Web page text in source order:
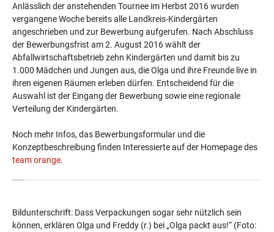
Anlässlich der anstehenden Tournee im Herbst 2016 wurden
vergangene Woche bereits alle Landkreis-Kindergärten
angeschrieben und zur Bewerbung aufgerufen. Nach Abschluss
der Bewerbungsfrist am 2. August 2016 wählt der
Abfallwirtschaftsbetrieb zehn Kindergärten und damit bis zu
1.000 Mädchen und Jungen aus, die Olga und ihre Freunde live in
ihren eigenen Räumen erleben dürfen. Entscheidend für die
Auswahl ist der Eingang der Bewerbung sowie eine regionale
Verteilung der Kindergärten.
Noch mehr Infos, das Bewerbungsformular und die
Konzeptbeschreibung finden Interessierte auf der Homepage des
team orange.
Bildunterschrift: Dass Verpackungen sogar sehr nützlich sein
können, erklären Olga und Freddy (r.) bei „Olga packt aus!“ (Foto: